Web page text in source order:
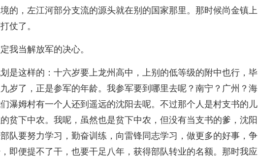
的，左江河部分支流的源头就在别的国家那里。那时候尚金镇上
仗了。
我当解放军的决心。
是这样的：十六岁要上龙州高中，上别的低等级的附中也行，毕
岁了，正是参军的年龄。我参军要到哪里去呢？南宁？广州？海
瀑姆村有一个人还到遥远的沈阳去呢。不过那个人是村支书的儿
贫下中农。我呢，虽然也是贫下中农，但没有当支书的爹，沈阳
队要努力学习，勤奋训练，向雷锋同志学习，做更多的好事，争
即便提不了干，也要干足八年，获得部队转业的名额。那时我应